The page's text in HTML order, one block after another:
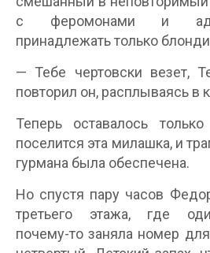
с феромонами и
принадлежать только
— Тебе чертовски везет,
повторил он, расплываясь в
Теперь оставалось
поселится эта милашка, и
гурмана была обеспечена.
Но спустя пару часов
третьего этажа, где
почему-то заняла номер